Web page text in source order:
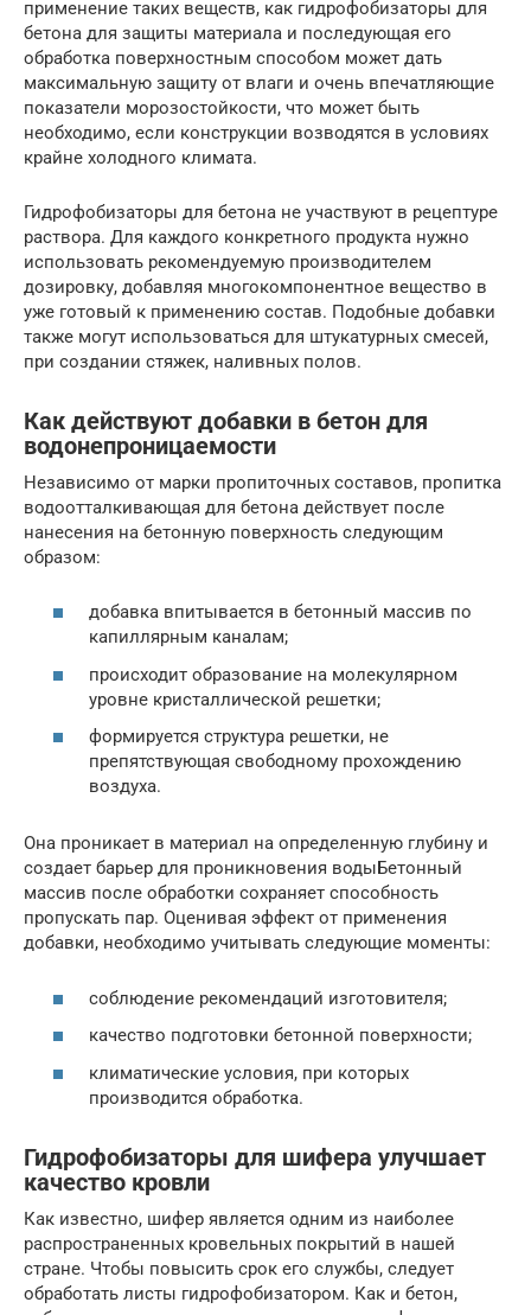
применение таких веществ, как гидрофобизаторы для
бетона для защиты материала и последующая его
обработка поверхностным способом может дать
максимальную защиту от влаги и очень впечатляющие
показатели морозостойкости, что может быть
необходимо, если конструкции возводятся в условиях
крайне холодного климата.
Гидрофобизаторы для бетона не участвуют в рецептуре
раствора. Для каждого конкретного продукта нужно
использовать рекомендуемую производителем
дозировку, добавляя многокомпонентное вещество в
уже готовый к применению состав. Подобные добавки
также могут использоваться для штукатурных смесей,
при создании стяжек, наливных полов.
Как действуют добавки в бетон для
водонепроницаемости
Независимо от марки пропиточных составов, пропитка
водоотталкивающая для бетона действует после
нанесения на бетонную поверхность следующим
образом:
добавка впитывается в бетонный массив по
капиллярным каналам;
происходит образование на молекулярном
уровне кристаллической решетки;
формируется структура решетки, не
препятствующая свободному прохождению
воздуха.
Она проникает в материал на определенную глубину и
создает барьер для проникновения водыБетонный
массив после обработки сохраняет способность
пропускать пар. Оценивая эффект от применения
добавки, необходимо учитывать следующие моменты:
соблюдение рекомендаций изготовителя;
качество подготовки бетонной поверхности;
климатические условия, при которых
производится обработка.
Гидрофобизаторы для шифера улучшает
качество кровли
Как известно, шифер является одним из наиболее
распространенных кровельных покрытий в нашей
стране. Чтобы повысить срок его службы, следует
обработать листы гидрофобизатором. Как и бетон,